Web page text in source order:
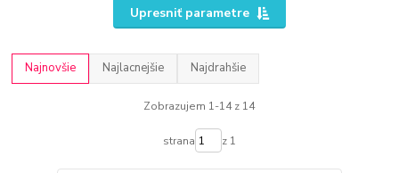
Upresniť parametre
Najnovšie Najlacnejšie Najdrahšie
Zobrazujem 1-14 z 14
strana z 1